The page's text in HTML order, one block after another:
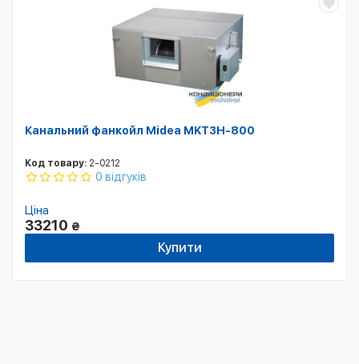
Канальний фанкойл Midea MKT3H-800
Код товару: 2-0212
0 відгуків
Ціна
33210 ₴
Купити